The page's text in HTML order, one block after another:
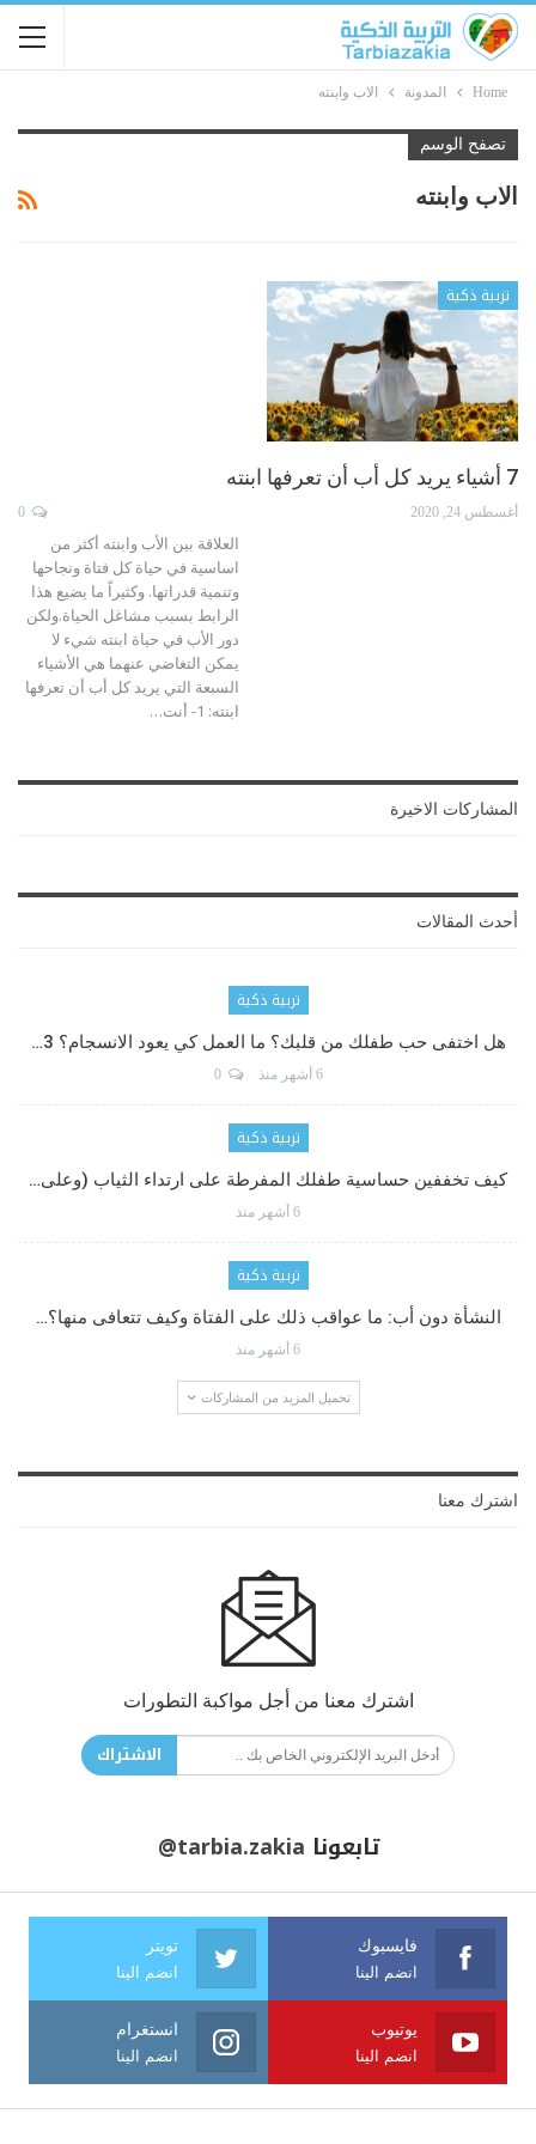
Home المدونة الاب وابنته
تصفح الوسم
الاب وابنته
تربية ذكية
7 أشياء يريد كل أب أن تعرفها ابنته
أغسطس 24, 2020
العلاقة بين الأب وابنته أكثر من
اساسية في حياة كل فتاة ونجاحها
وتنمية قدراتها. وكثيراً ما يضيع هذا
الرابط بسبب مشاغل الحياة.ولكن
دور الأب في حياة ابنته شيء لا
يمكن التغاضي عنهما هي الأشياء
السبعة التي يريد كل أب أن تعرفها
ابنته: 1- أنت …
المشاركات الاخيرة
أحدث المقالات
تربية ذكية
هل اختفى حب طفلك من قلبك؟ ما العمل كي يعود الانسجام؟ 3…
6 أشهر منذ 0
تربية ذكية
كيف تخففين حساسية طفلك المفرطة على ارتداء الثياب (وعلى…
6 أشهر منذ
تربية ذكية
النشأة دون أب: ما عواقب ذلك على الفتاة وكيف تتعافى منها؟…
6 أشهر منذ
تحميل المزيد من المشاركات
اشترك معنا
اشترك معنا من أجل مواكبة التطورات
الاشتراك
تابعونا @tarbia.zakia
فايسبوك
انضم الينا
تويتر
انضم الينا
يوتيوب
انضم الينا
انستغرام
انضم الينا